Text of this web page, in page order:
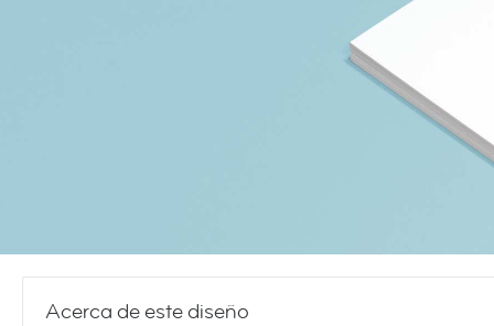
Acerca de este diseño